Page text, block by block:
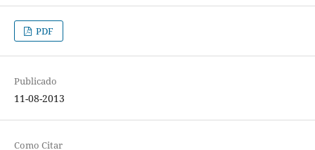
PDF
Publicado
11-08-2013
Como Citar